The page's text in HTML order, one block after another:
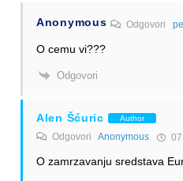
Anonymous Odgovori
O cemu vi???
Odgovori
Alen Šćuric Author
Odgovori Anonymous
O zamrzavanju sredstava